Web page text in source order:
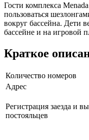
Гости комплекса
пользоваться
вокруг бассейна. Дети
бассейне и на игровой
Краткое
Количество номеров
Адрес
Регистрация заезда и
постояльцев